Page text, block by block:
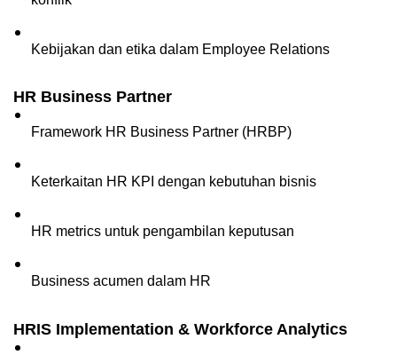
Kebijakan dan etika dalam Employee Relations
HR Business Partner
Framework HR Business Partner (HRBP)
Keterkaitan HR KPI dengan kebutuhan bisnis
HR metrics untuk pengambilan keputusan
Business acumen dalam HR
HRIS Implementation & Workforce Analytics